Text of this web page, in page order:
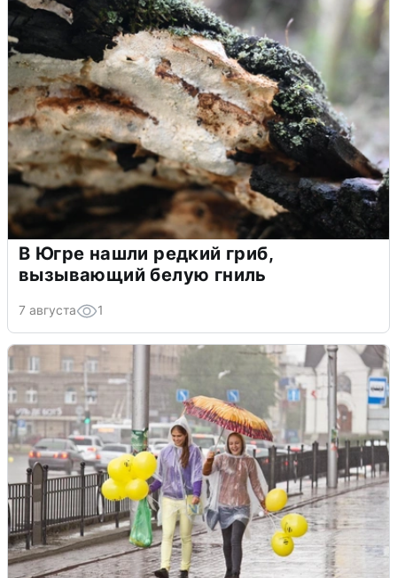
В Югре нашли редкий гриб,
вызывающий белую гниль
7 августа 1